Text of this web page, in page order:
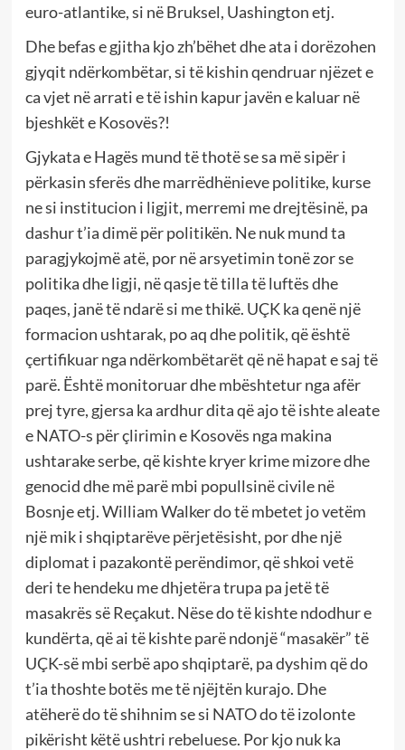
euro-atlantike, si në Bruksel, Uashington etj.
Dhe befas e gjitha kjo zh’bëhet dhe ata i dorëzohen
gjyqit ndërkombëtar, si të kishin qendruar njëzet e
ca vjet në arrati e të ishin kapur javën e kaluar në
bjeshkët e Kosovës?!
Gjykata e Hagës mund të thotë se sa më sipër i
përkasin sferës dhe marrëdhënieve politike, kurse
ne si institucion i ligjit, merremi me drejtësinë, pa
dashur t’ia dimë për politikën. Ne nuk mund ta
paragjykojmë atë, por në arsyetimin tonë zor se
politika dhe ligji, në qasje të tilla të luftës dhe
paqes, janë të ndarë si me thikë. UÇK ka qenë një
formacion ushtarak, po aq dhe politik, që është
çertifikuar nga ndërkombëtarët që në hapat e saj të
parë. Është monitoruar dhe mbështetur nga afër
prej tyre, gjersa ka ardhur dita që ajo të ishte aleate
e NATO-s për çlirimin e Kosovës nga makina
ushtarake serbe, që kishte kryer krime mizore dhe
genocid dhe më parë mbi popullsinë civile në
Bosnje etj. William Walker do të mbetet jo vetëm
një mik i shqiptarëve përjetësisht, por dhe një
diplomat i pazakontë perëndimor, që shkoi vetë
deri te hendeku me dhjetëra trupa pa jetë të
masakrës së Reçakut. Nëse do të kishte ndodhur e
kundërta, që ai të kishte parë ndonjë “masakër” të
UÇK-së mbi serbë apo shqiptarë, pa dyshim që do
t’ia thoshte botës me të njëjtën kurajo. Dhe
atëherë do të shihnim se si NATO do të izolonte
pikërisht këtë ushtri rebeluese. Por kjo nuk ka